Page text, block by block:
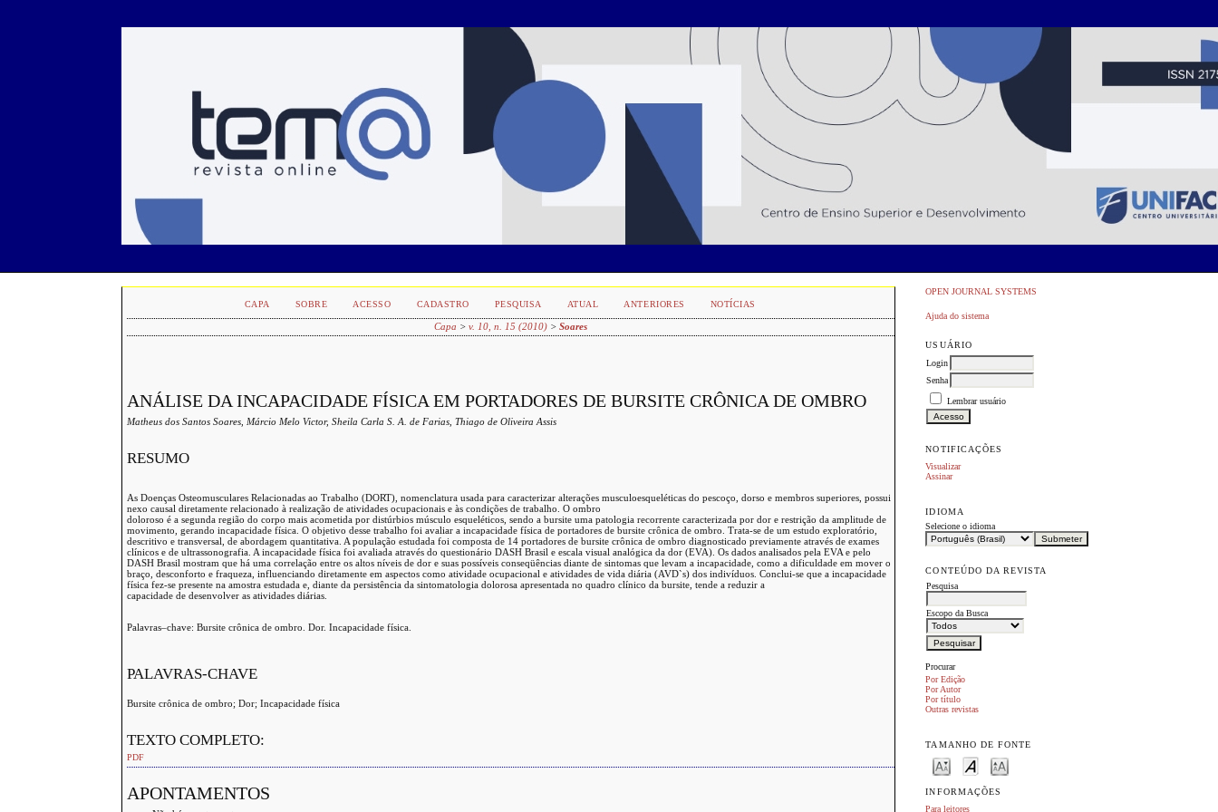
OPEN JOURNAL SYSTEMS
Ajuda do sistema
USUÁRIO
Login
Senha
Lembrar usuário
NOTIFICAÇÕES
Visualizar
Assinar
IDIOMA
Selecione o idioma
CONTEÚDO DA REVISTA
Pesquisa
Escopo da Busca
Procurar
Por Edição
Por Autor
Por título
Outras revistas
TAMANHO DE FONTE
INFORMAÇÕES
Para leitores
CAPA SOBRE ACESSO CADASTRO PESQUISA ATUAL ANTERIORES NOTÍCIAS
Capa >v. 10, n. 15 (2010) >Soares
ANÁLISE DA INCAPACIDADE FÍSICA EM PORTADORES DE BURSITE CRÔNICA DE OMBRO
Matheus dos Santos Soares, Márcio Melo Victor, Sheila Carla S. A. de Farias, Thiago de Oliveira Assis
RESUMO
As Doenças Osteomusculares Relacionadas ao Trabalho (DORT), nomenclatura usada para caracterizar alterações musculoesqueléticas do pescoço, dorso e membros superiores, possui
nexo causal diretamente relacionado à realização de atividades ocupacionais e às condições de trabalho. O ombro
doloroso é a segunda região do corpo mais acometida por distúrbios músculo esqueléticos, sendo a bursite uma patologia recorrente caracterizada por dor e restrição da amplitude de
movimento, gerando incapacidade física. O objetivo desse trabalho foi avaliar a incapacidade física de portadores de bursite crônica de ombro. Trata-se de um estudo exploratório,
descritivo e transversal, de abordagem quantitativa. A população estudada foi composta de 14 portadores de bursite crônica de ombro diagnosticado previamente através de exames
clínicos e de ultrassonografia. A incapacidade física foi avaliada através do questionário DASH Brasil e escala visual analógica da dor (EVA). Os dados analisados pela EVA e pelo
DASH Brasil mostram que há uma correlação entre os altos níveis de dor e suas possíveis conseqüências diante de sintomas que levam a incapacidade, como a dificuldade em mover o
braço, desconforto e fraqueza, influenciando diretamente em aspectos como atividade ocupacional e atividades de vida diária (AVD`s) dos indivíduos. Conclui-se que a incapacidade
física fez-se presente na amostra estudada e, diante da persistência da sintomatologia dolorosa apresentada no quadro clínico da bursite, tende a reduzir a
capacidade de desenvolver as atividades diárias.
Palavras–chave: Bursite crônica de ombro. Dor. Incapacidade física.
PALAVRAS-CHAVE
Bursite crônica de ombro; Dor; Incapacidade física
TEXTO COMPLETO:
PDF
APONTAMENTOS